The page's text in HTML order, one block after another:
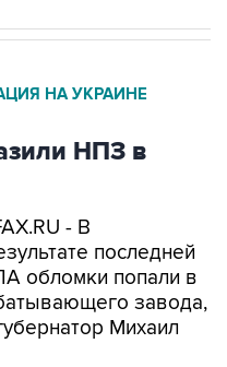
НА УКРАИНЕ
НПЗ в
- В
последней
обломки попали в
завода,
Михаил